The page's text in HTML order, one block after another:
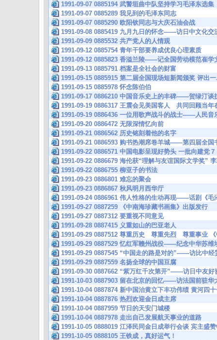
1991-09-07 0885194 武警垣曲中队坚持学习毛泽东选集
1991-09-07 0885289 我见到的毛泽东同志
1991-09-07 0885290 欧阳钦同志与大庆石油会战
1991-09-08 0885419 九月九日的怀念——访日中文化交
1991-09-09 0885532 共产党人的人情观
1991-09-12 0885754 青年干部要养成优良心理素质
1991-09-12 0885823 香溢兰陵——记全国劳动模范崔学
1991-09-13 0885791 档案是全社会的财富
1991-09-15 0885915 第二届全国现场短新闻颁奖 评出
1991-09-15 0885978 怀念陈伯伯
1991-09-17 0886210 中国音乐史上的丰碑——贺绿汀谈
1991-09-19 0886317 王震会见美国客人 共同回顾当年
1991-09-19 0886436 一位用歌声战斗的战士——人民音
1991-09-20 0886472 无限深情忆向前
1991-09-21 0886562 历史铭刻着他的名字
1991-09-21 0886593 购书热潮席卷羊城——第四届全国
1991-09-22 0886571 中国电影呈现好势头 一批向建党
1991-09-22 0886679 海伦获“理解与友谊国际文学奖”
1991-09-22 0886755 柳亚子的书法
1991-09-23 0886801 难忘的聚会
1991-09-23 0886867 秋风明月西华厅
1991-09-24 0886961 伟人性格的生动再现——话剧《毛
1991-09-27 0887259 《中南海珍藏书画集》出版发行
1991-09-27 0887312 要重视不同意见
1991-09-28 0887415 义重如山的巴亚老人
1991-09-29 0887512 尊重历史 尊重先烈 尊重事业 《
1991-09-29 0887529 忆红军赣州战役——纪念中华苏维
1991-09-29 0887545 “中国走的路是对的”——访比中经
1991-09-29 0887559 名扬全球的中国豆腐
1991-09-30 0887662 “紫万红千次第开”——访日中友好
1991-10-03 0887903 留在北京的回忆——访法国前驻华
1991-10-04 0887874 新中国治黄立下丰功伟绩 黄河四
1991-10-04 0887876 热烈欢迎金日成主席
1991-10-04 0887959 节日的天安门城楼
1991-10-04 0887978 走出自己发展航天事业的道路
1991-10-05 0888019 江泽民同金日成举行会谈 宾主盛
1991-10-05 0888105 王铁成，真好运气！